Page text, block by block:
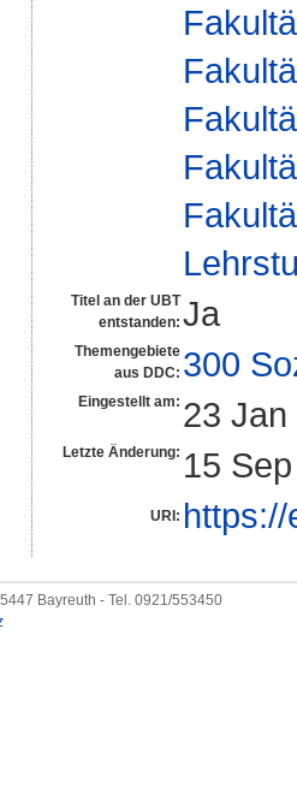
Titel an der UBT
entstanden: Ja
Themengebiete
aus DDC: 300
Eingestellt am: 23
Letzte Änderung: 15
URI:
Bayreuth - Tel. 0921/553450